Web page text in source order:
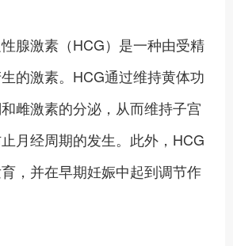
激素（HCG）是一种由受精
的激素。HCG通过维持黄体功
雌激素的分泌，从而维持子宫
月经周期的发生。此外，HCG
，并在早期妊娠中起到调节作